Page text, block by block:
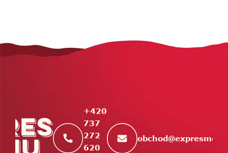
Z
á
+420
737
272
620
obchod@